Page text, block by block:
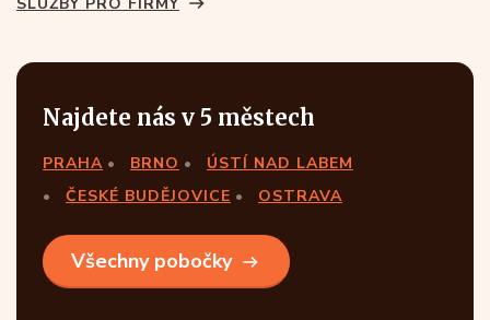
Najdete nás v 5 městech
PRAHA BRNO
ÚSTÍ NAD LABEM
ČESKÉ BUDĚJOVICE
OSTRAVA
Všechny pobočky